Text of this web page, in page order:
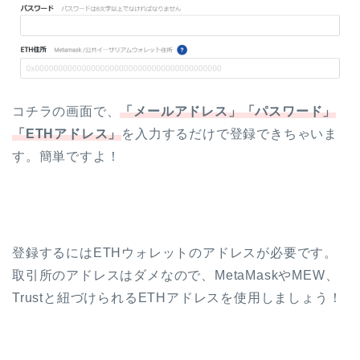
コチラの画面で、「メールアドレス」「パスワード」
「ETHアドレス」を入力するだけで登録できちゃいま
す。簡単ですよ！
登録するにはETHウォレットのアドレスが必要です。
取引所のアドレスはダメなので、MetaMaskやMEW、
Trustと紐づけられるETHアドレスを使用しましょう！